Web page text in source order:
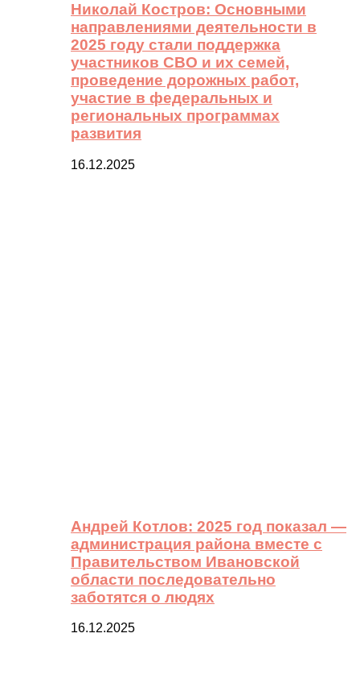
Николай Костров: Основными
направлениями деятельности в
2025 году стали поддержка
участников СВО и их семей,
проведение дорожных работ,
участие в федеральных и
региональных программах
развития
16.12.2025
Андрей Котлов: 2025 год показал —
администрация района вместе с
Правительством Ивановской
области последовательно
заботятся о людях
16.12.2025